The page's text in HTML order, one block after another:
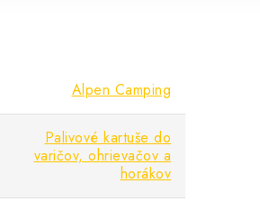
Alpen Camping
Palivové kartuše do
varičov, ohrievačov a
horákov